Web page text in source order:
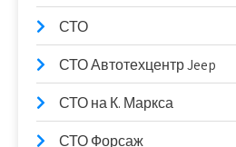
СТО
СТО Автотехцентр Jeep
СТО на К. Маркса
СТО Форсаж